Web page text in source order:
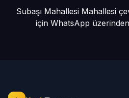
Subaşı Mahallesi Mahallesi
için WhatsApp